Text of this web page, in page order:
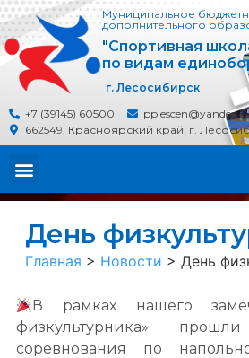
Муниципальное
дополнительного
"Спортивная
по видам
г. Лесосибирск
+7 (39145) 60500
662549, Красноярский край, г.
День
Главная > Новости > День
В рамках нашего
физкультурника»
соревнования по